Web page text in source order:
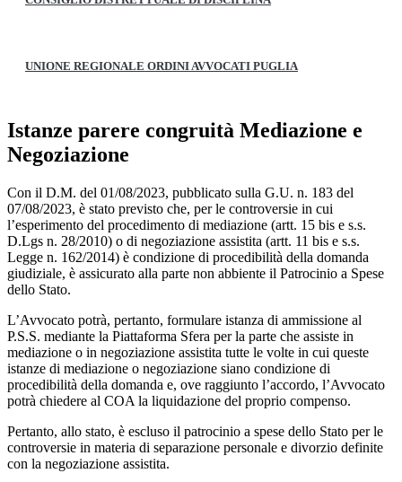
UNIONE REGIONALE ORDINI AVVOCATI PUGLIA
Istanze parere congruità Mediazione e
Negoziazione
Con il D.M. del 01/08/2023, pubblicato sulla G.U. n. 183 del
07/08/2023, è stato previsto che, per le controversie in cui
l’esperimento del procedimento di mediazione (artt. 15 bis e s.s.
D.Lgs n. 28/2010) o di negoziazione assistita (artt. 11 bis e s.s.
Legge n. 162/2014) è condizione di procedibilità della domanda
giudiziale, è assicurato alla parte non abbiente il Patrocinio a Spese
dello Stato.
L’Avvocato potrà, pertanto, formulare istanza di ammissione al
P.S.S. mediante la Piattaforma Sfera per la parte che assiste in
mediazione o in negoziazione assistita tutte le volte in cui queste
istanze di mediazione o negoziazione siano condizione di
procedibilità della domanda e, ove raggiunto l’accordo, l’Avvocato
potrà chiedere al COA la liquidazione del proprio compenso.
Pertanto, allo stato, è escluso il patrocinio a spese dello Stato per le
controversie in materia di separazione personale e divorzio definite
con la negoziazione assistita.